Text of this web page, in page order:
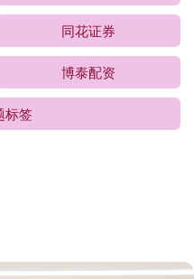
同花证券
博泰配资
标签